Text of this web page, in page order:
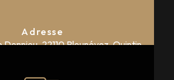
Adresse
Donniou,22110 Plounévez-Quintin